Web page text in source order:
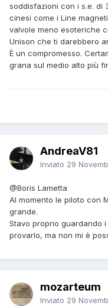
soddisfazioni con i s.e. di
cinesi come i Line
valvole meno esoteriche
Unison che ti darebbero
È un compromesso.
grana sul medio alto più
AndreaV81
Inviato 29
@Boris Lametta
Al momento le piloto con
grande.
Stavo proprio guardando
provarlo, ma non mi è
mozarteum
Inviato 29